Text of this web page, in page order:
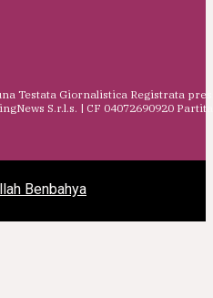
Testata Giornalistica Registrata
S.r.l.s. | CF 04072690920
Benbahya